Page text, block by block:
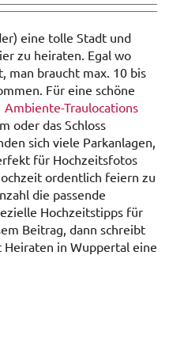
eine tolle Stadt und
zu heiraten. Egal wo
man braucht max. 10 bis
Für eine schöne
Ambiente-Traulocations
oder das Schloss
sich viele Parkanlagen,
für Hochzeitsfotos
ordentlich feiern zu
die passende
Hochzeitstipps für
Beitrag, dann schreibt
in Wuppertal eine